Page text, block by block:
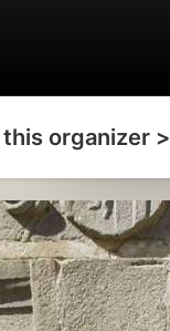
organizer >